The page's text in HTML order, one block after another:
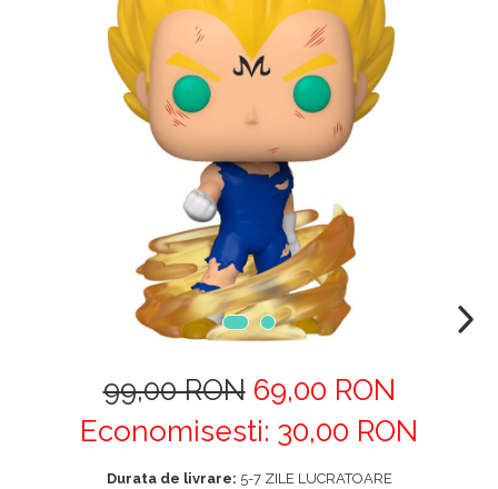
99,00 RON 69,00 RON
Economisesti: 30,00 RON
Durata de livrare: 5-7 ZILE LUCRATOARE